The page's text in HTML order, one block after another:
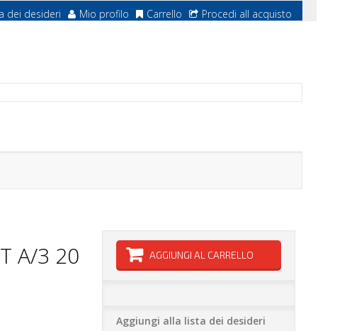
dei desideri Mio profilo Carrello Procedi all acquisto
A/3 20
AGGIUNGI AL CARRELLO
Aggiungi alla lista dei desideri